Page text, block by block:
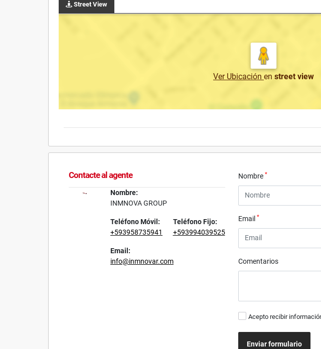
Street View
Ver Ubicación en street view
Contacte al agente
Nombre:
INMNOVA GROUP
Teléfono Móvil:
+593958735941
Teléfono Fijo:
+593994039525
Email:
info@inmnovar.com
Nombre*
Email*
Comentarios
Acepto recibir
Enviar formulario